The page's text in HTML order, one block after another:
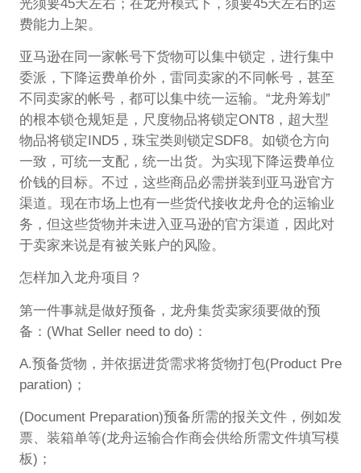
光须要45天左右；在龙舟模式下，须要45天左右的运
费能力上架。
亚马逊在同一家帐号下货物可以集中锁定，进行集中
委派，下降运费单价外，雷同卖家的不同帐号，甚至
不同卖家的帐号，都可以集中统一运输。“龙舟筹划”
的根本锁仓规矩是，尺度物品将锁定ONT8，超大型
物品将锁定IND5，珠宝类则锁定SDF8。如锁仓方向
一致，可统一支配，统一出货。为实现下降运费单位
价钱的目标。不过，这些商品必需拼装到亚马逊官方
渠道。现在市场上也有一些货代接收龙舟仓的运输业
务，但这些货物并未进入亚马逊的官方渠道，因此对
于卖家来说是有被关账户的风险。
怎样加入龙舟项目？
第一件事就是做好预备，龙舟集货卖家须要做的预
备：(What Seller need to do)：
A.预备货物，并依据进货需求将货物打包(Product Pre
paration)；
(Document Preparation)预备所需的报关文件，例如发
票、装箱单等(龙舟运输合作商会供给所需文件填写模
板)；